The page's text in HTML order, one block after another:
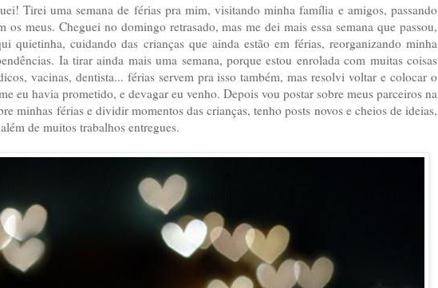
Tirei uma semana de férias pra mim, visitando minha família e amigos, passando
os meus. Cheguei no domingo retrasado, mas me dei mais essa semana que passou,
quietinha, cuidando das crianças que ainda estão em férias, reorganizando minha
Ia tirar ainda mais uma semana, porque estou enrolada com muitas coisas
vacinas, dentista... férias servem pra isso também, mas resolvi voltar e colocar o
eu havia prometido, e devagar eu venho. Depois vou postar sobre meus parceiros na
minhas férias e dividir momentos das crianças, tenho posts novos e cheios de ideias,
de muitos trabalhos entregues.